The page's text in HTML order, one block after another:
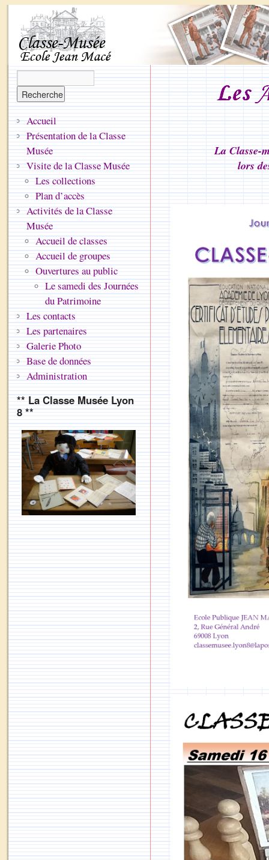
La Classe-
lors
Accueil
Présentation de la Classe
Musée
Visite de la Classe Musée
Les collections
Plan d’accès
Activités de la Classe
Musée
Accueil de classes
Accueil de groupes
Ouvertures au public
Le samedi des Journées
du Patrimoine
Les contacts
Les partenaires
Galerie Photo
Base de données
Administration
** La Classe Musée Lyon
8 **